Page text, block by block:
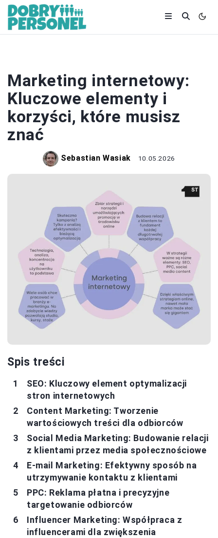
Marketing internetowy:
Kluczowe elementy i
korzyści, które musisz
znać
Sebastian Wasiak 10.05.2026
Spis treści
SEO: Kluczowy element optymalizacji
stron internetowych
Content Marketing: Tworzenie
wartościowych treści dla odbiorców
Social Media Marketing: Budowanie relacji
z klientami przez media społecznościowe
E-mail Marketing: Efektywny sposób na
utrzymywanie kontaktu z klientami
PPC: Reklama płatna i precyzyjne
targetowanie odbiorców
Influencer Marketing: Współpraca z
influencerami dla zwiększenia